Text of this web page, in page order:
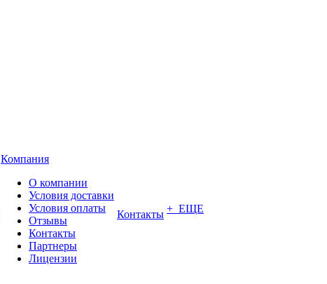
Компания
О компании
Условия доставки
Условия оплаты
Отзывы
Контакты
Партнеры
Лицензии
Контакты + ЕЩЕ